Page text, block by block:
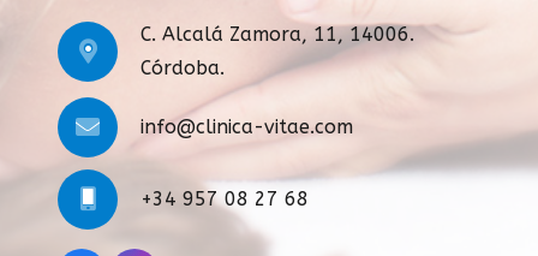
C. Alcalá Zamora, 11, 14006.
Córdoba.
info@clinica-vitae.com
+34 957 08 27 68